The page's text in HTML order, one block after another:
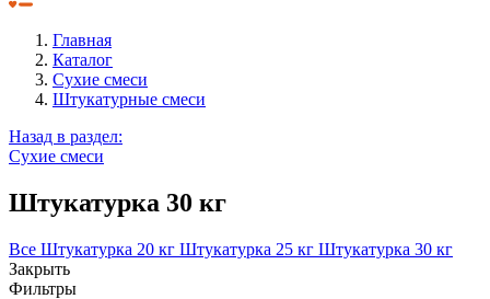
Главная
Каталог
Сухие смеси
Штукатурные смеси
Назад в раздел:
Сухие смеси
Штукатурка 30 кг
Все Штукатурка 20 кг Штукатурка 25 кг Штукатурка 30 кг
Закрыть
Фильтры